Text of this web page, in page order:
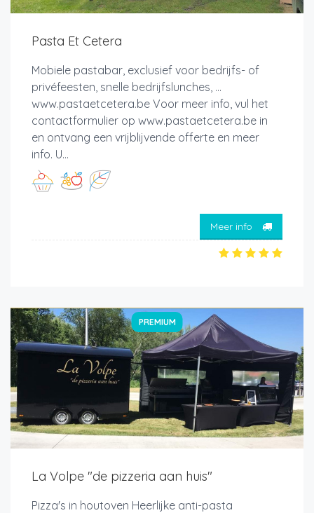
Pasta Et Cetera
Mobiele pastabar, exclusief voor bedrijfs- of
privéfeesten, snelle bedrijfslunches, ...
www.pastaetcetera.be Voor meer info, vul het
contactformulier op www.pastaetcetera.be in
en ontvang een vrijblijvende offerte en meer
info. U...
Meer info
PREMIUM
La Volpe "de pizzeria aan huis"
Pizza's in houtoven Heerlijke anti-pasta